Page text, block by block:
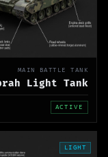
MAIN BATTLE TANK
Light Tank
ACTIVE
LIGHT